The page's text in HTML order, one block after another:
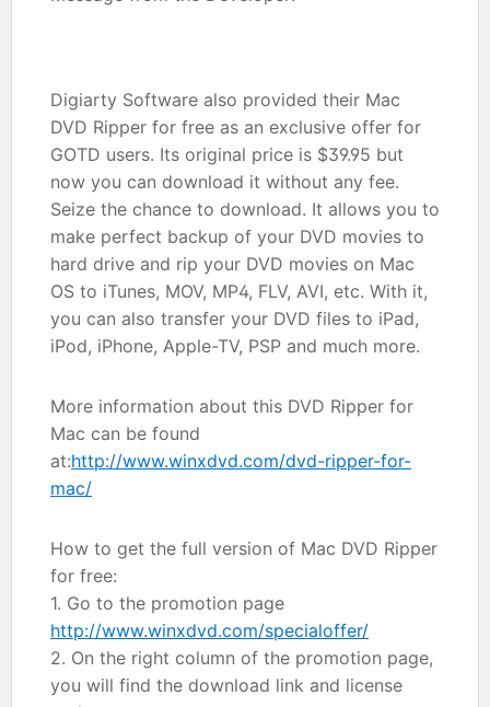
Digiarty Software also provided their Mac
DVD Ripper for free as an exclusive offer for
GOTD users. Its original price is $39.95 but
now you can download it without any fee.
Seize the chance to download. It allows you to
make perfect backup of your DVD movies to
hard drive and rip your DVD movies on Mac
OS to iTunes, MOV, MP4, FLV, AVI, etc. With it,
you can also transfer your DVD files to iPad,
iPod, iPhone, Apple-TV, PSP and much more.
More information about this DVD Ripper for
Mac can be found
at:http://www.winxdvd.com/dvd-ripper-for-
mac/
How to get the full version of Mac DVD Ripper
for free:
1. Go to the promotion page
http://www.winxdvd.com/specialoffer/
2. On the right column of the promotion page,
you will find the download link and license